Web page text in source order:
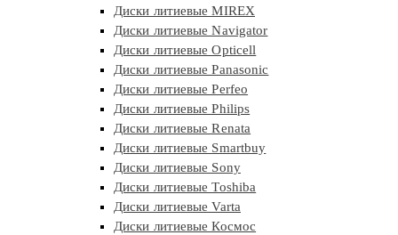
Диски литиевые MIREX
Диски литиевые Navigator
Диски литиевые Opticell
Диски литиевые Panasonic
Диски литиевые Perfeo
Диски литиевые Philips
Диски литиевые Renata
Диски литиевые Smartbuy
Диски литиевые Sony
Диски литиевые Toshiba
Диски литиевые Varta
Диски литиевые Космос